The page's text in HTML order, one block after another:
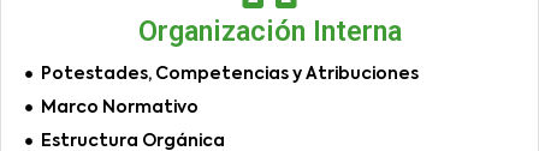
Organización Interna
Potestades, Competencias y Atribuciones
Marco Normativo
Estructura Orgánica